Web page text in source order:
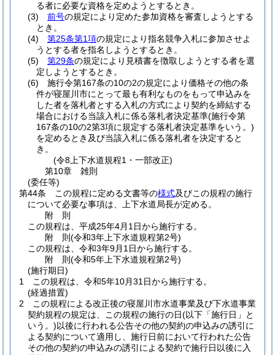
る者に必要な資格を定めようとするとき。
(3)
前号の規定により定めた参加資格を審査しようとする
とき。
(4)
第25条第1項の規定により指名競争入札に参加させよ
うとする者を指名しようとするとき。
(5)
第29条の規定により見積書を徴取しようとする者を選
定しようとするとき。
(6)
施行令第167条の10の2の規定により価格その他の条
件が寝屋川市にとって最も有利なものをもって申込みを
した者を落札者とする入札の方式により契約を締結する
場合における当該入札に係る落札者決定基準(施行令第
167条の10の2第3項に規定する落札者決定基準をいう。)
を定めるとき及び当該入札に係る落札者を決定すると
き。
(令8上下水道規程1・一部改正)
第10章
雑則
(委任等)
第44条
この規程に定める文書等の様式及びこの規程の施行
について必要な事項は、上下水道局長が定める。
附 則
この規程は、平成25年4月1日から施行する。
附 則(令和3年 上下水道規程第2号)
この規程は、令和3年9月1日から施行する。
附 則(令和5年 上下水道規程第2号)
(施行期日)
1
この規程は、令和5年10月31日から施行する。
(経過措置)
2
この規程による改正後の寝屋川市水道事業及び下水道事業
契約規程の規定は、この規程の施行の日(以下「施行日」と
いう。)以後に行われる公告その他の契約の申込みの誘引に
よる契約について適用し、施行日前において行われた公告
その他の契約の申込みの誘引による契約で施行日以後に入